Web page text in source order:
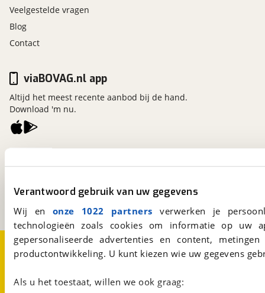
Verantwoord gebruik van uw gegevens
Wij en onze 1022 partners verwerken je
technologieën zoals cookies om informatie op
gepersonaliseerde advertenties en content,
productontwikkeling. U kunt kiezen wie uw gegevens
Als u het toestaat, willen we ook graag:
Veelgestelde vragen
Blog
Contact
Een initiatief van
viaBOVAG.nl app
Altijd het meest recente aanbod bij de hand.
Download 'm nu.
Over viaBOVAG.nlDisclaimer- en Privacyverklaring
CookievoorkeurenVacatures